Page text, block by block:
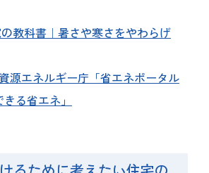
教科書｜暑さや寒さをやわらげ
源エネルギー庁「省エネポータル
る省エネ」